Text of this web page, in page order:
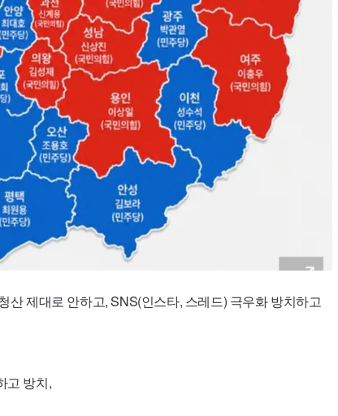
산 제대로 안하고, SNS(인스타, 스레드) 극우화 방치하고
고 방치,